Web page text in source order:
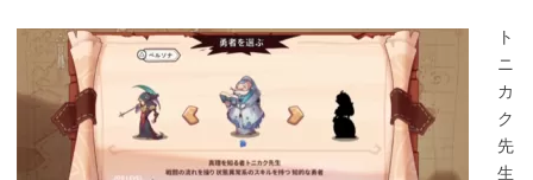
ト
ニ
カ
ク
先
生